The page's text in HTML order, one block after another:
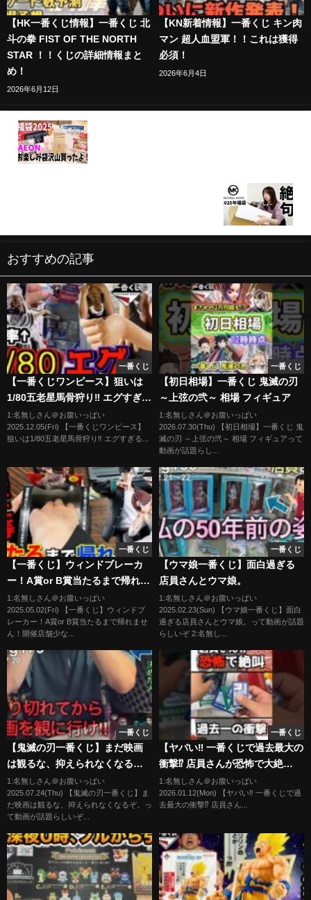
【HK一番くじ情報】一番くじ 北
斗の拳 FIST OF THE NORTH
STAR ！！くじの詳細情報まと
め！
2026年6月12日
【KN新着情報】一番くじ キン肉
マン 超人血盟軍！！これは獲得
必須！
2026年6月4日
おすすめの記事
一番くじ
【一番くじワンピース】狙いは
1/80五老星馬骨狩り‼︎ エグすぎる
よ‼︎ 未来島エッグヘッド~Burst
of Energy~ イーザンバロン・
V・ナス寿郎聖 ルフィ ギア5
1:名無しさん＠お腹いっぱい
2025.12.05(Fri) 【一番くじワンピース】
狙いは1/80五老星馬骨狩り‼︎ エグすぎる...
一番くじ
【初日相場】一番くじ 鬼滅の刃
～上弦の弐～ 相場 フィギュア
1:名無しさん＠お腹いっぱい
2026.07.30(Thu) 【初日相場】一番くじ 鬼
滅の刃 ～上弦の弐～ 相場 フィギュアって
動画が話題らし...
一番くじ
【一番くじ】ウィンドブレーカ
ー！A賞or B賞当たるまで帰れま
せん！開催店舗少なすぎて大問
題｜一番くじ、一番賞
1:名無しさん＠お腹いっぱい
2025.05.02(Fri) 【一番くじ】ウィンドブ
レーカー！A賞or B賞当たるまで帰れませ
ん！開催店舗少な...
一番くじ
【ウマ娘一番くじ】面白過ぎる
店員さんとウマ娘。
1:名無しさん＠お腹いっぱい
2025.02.23(Sun) 【ウマ娘一番くじ】面白
過ぎる店員さんとウマ娘。って動画が話題
らしいぞ 2:名無し...
一番くじ
【鬼滅の刃一番くじ】まだ映画
は観るな、抑えられなくなる
ぞ。
1:名無しさん＠お腹いっぱい
2025.07.24(Thu) 【鬼滅の刃一番くじ】ま
だ映画は観るな、抑えられなくなるぞ。っ
て動画が話題らしいぞ...
一番くじ
【ヤバい‼︎ 一番くじで過去最大の
衝撃⁉︎ 店員さんが恐怖で大絶
叫⁉︎】 #僕のヒーローアカデミア
#ヒロアカ #一番くじ #フィギュ
ア #shrots 紡ぐ力 爆豪勝己 緑谷
1:名無しさん＠お腹いっぱい
2026.01.12(Mon) 【ヤバい‼︎ 一番くじで過
去最大の衝撃⁉︎ 店員さん...